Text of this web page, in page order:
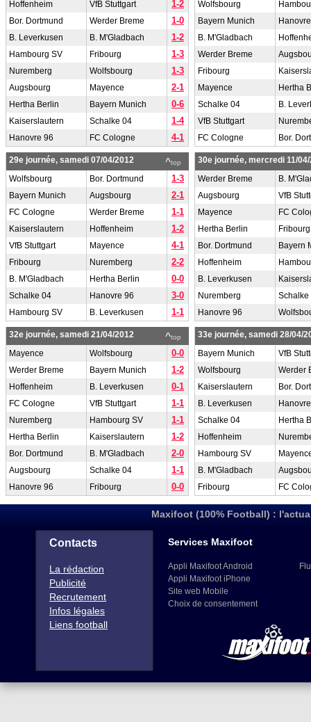
Hoffenheim VfB Stuttgart 1-2
Bor. Dortmund Werder Breme 1-0
B. Leverkusen B. M'Gladbach 1-2
Hambourg SV Fribourg 1-3
Nuremberg Wolfsbourg 1-3
Augsbourg Mayence 2-1
Hertha Berlin Bayern Munich 0-6
Kaiserslautern Schalke 04 1-4
Hanovre 96 FC Cologne 4-1
Wolfsbourg
Bayern Munich
B. M'Gladbach
Werder Breme
Fribourg
Mayence
Hertha
Schalke 04
B.
VfB Stuttgart
FC Cologne
Bor.
^top
29e journée, samedi 07/04/2012
Wolfsbourg
Bor. Dortmund 1-3
Bayern Munich Augsbourg 2-1
FC Cologne Werder Breme 1-1
Kaiserslautern Hoffenheim 1-2
VfB Stuttgart Mayence 4-1
Fribourg Nuremberg 2-2
B. M'Gladbach Hertha Berlin 0-0
Schalke 04 Hanovre 96 3-0
Hambourg SV B. Leverkusen 1-1
30e journée, mercredi 11/
Werder Breme
B.
Augsbourg
VfB
Mayence
FC
Hertha Berlin
Fribourg
Bor. Dortmund
Bayern
Hoffenheim
B. Leverkusen
Nuremberg
Schalke
Hanovre 96
^top
32e journée, samedi 21/04/2012
Mayence
Wolfsbourg 0-0
Werder Breme Bayern Munich 1-2
Hoffenheim B. Leverkusen 0-1
FC Cologne VfB Stuttgart 1-1
Nuremberg Hambourg SV 1-1
Hertha Berlin Kaiserslautern 1-2
Bor. Dortmund B. M'Gladbach 2-0
Augsbourg Schalke 04 1-1
Hanovre 96 Fribourg 0-0
33e journée, samedi 28/04/
Bayern Munich
VfB
Wolfsbourg
Werder
Kaiserslautern
Bor.
B. Leverkusen
Schalke 04
Hertha
Hoffenheim
Hambourg SV
B. M'Gladbach
Fribourg
FC
Maxifoot (100% Football) :
Contacts
La rédaction
Publicité
Recrutement
Infos légales
Liens football
Services Maxifoot
Appli Maxifoot Android
Appli Maxifoot iPhone
Site web Mobile
Choix de consentement